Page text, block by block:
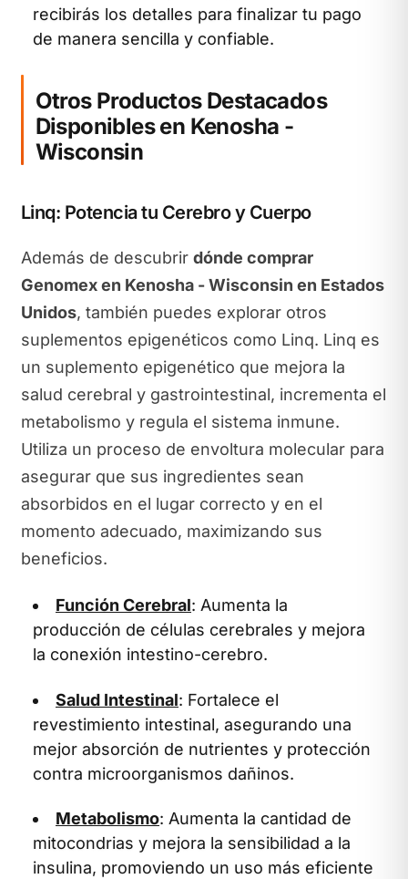
recibirás los detalles para finalizar tu pago
de manera sencilla y confiable.
Otros Productos Destacados
Disponibles en Kenosha -
Wisconsin
Linq: Potencia tu Cerebro y Cuerpo
Además de descubrir dónde comprar
Genomex en Kenosha - Wisconsin en Estados
Unidos, también puedes explorar otros
suplementos epigenéticos como Linq. Linq es
un suplemento epigenético que mejora la
salud cerebral y gastrointestinal, incrementa el
metabolismo y regula el sistema inmune.
Utiliza un proceso de envoltura molecular para
asegurar que sus ingredientes sean
absorbidos en el lugar correcto y en el
momento adecuado, maximizando sus
beneficios.
Función Cerebral: Aumenta la
producción de células cerebrales y mejora
la conexión intestino-cerebro.
Salud Intestinal: Fortalece el
revestimiento intestinal, asegurando una
mejor absorción de nutrientes y protección
contra microorganismos dañinos.
Metabolismo: Aumenta la cantidad de
mitocondrias y mejora la sensibilidad a la
insulina, promoviendo un uso más eficiente